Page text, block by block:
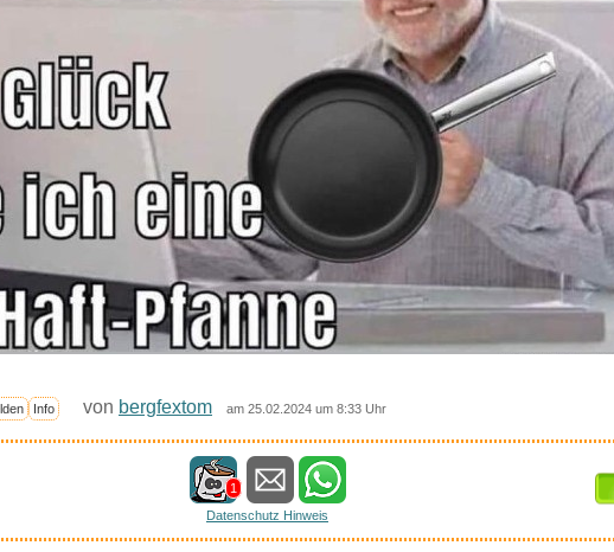
Info von bergfextom am 25.02.2024 um 8:33 Uhr
1
Datenschutz Hinweis